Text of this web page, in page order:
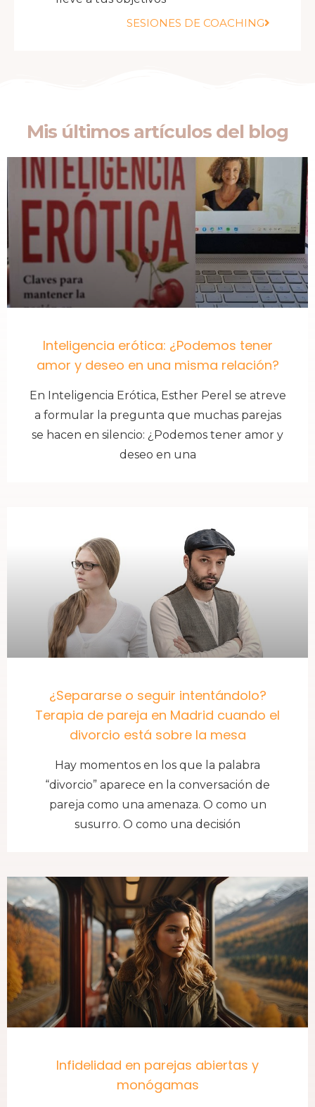
SESIONES DE COACHING
Mis últimos artículos del blog
Inteligencia erótica: ¿Podemos tener
amor y deseo en una misma relación?
En Inteligencia Erótica, Esther Perel se atreve
a formular la pregunta que muchas parejas
se hacen en silencio: ¿Podemos tener amor y
deseo en una
¿Separarse o seguir intentándolo?
Terapia de pareja en Madrid cuando el
divorcio está sobre la mesa
Hay momentos en los que la palabra
“divorcio” aparece en la conversación de
pareja como una amenaza. O como un
susurro. O como una decisión
Infidelidad en parejas abiertas y
monógamas